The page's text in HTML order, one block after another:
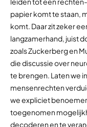
papier komt te staan,
komt. Daar zit zeker
langzamerhand, juist
zoals Zuckerberg en
die discussie over
te brengen. Laten we
mensenrechten
we expliciet
toegenomen
decoderen en te